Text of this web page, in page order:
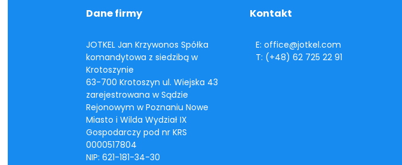
Dane firmy
JOTKEL Jan Krzywonos Spółka
komandytowa z siedzibą w
Krotoszynie
63-700 Krotoszyn ul. Wiejska 43
zarejestrowana w Sądzie
Rejonowym w Poznaniu Nowe
Miasto i Wilda Wydział IX
Gospodarczy pod nr KRS
0000517804
NIP: 621-181-34-30
Kontakt
E: office@jotkel.com
T: (+48) 62 725 22 91